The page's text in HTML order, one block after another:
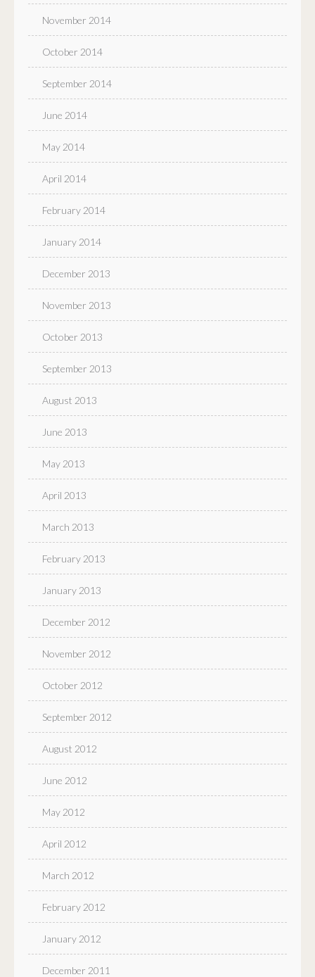
November 2014
October 2014
September 2014
June 2014
May 2014
April 2014
February 2014
January 2014
December 2013
November 2013
October 2013
September 2013
August 2013
June 2013
May 2013
April 2013
March 2013
February 2013
January 2013
December 2012
November 2012
October 2012
September 2012
August 2012
June 2012
May 2012
April 2012
March 2012
February 2012
January 2012
December 2011